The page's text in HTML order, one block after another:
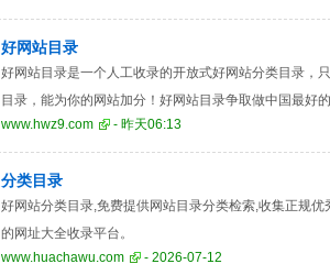
好网站目录
好网站目录是一个人工收录的开放式好网站分类目录，
目录，能为你的网站加分！好网站目录争取做中国最好
www.hwz9.com
- 昨天06:13
分类目录
好网站分类目录,免费提供网站目录分类检索,收集正规
的网址大全收录平台。
www.huachawu.com
- 2026-07-12